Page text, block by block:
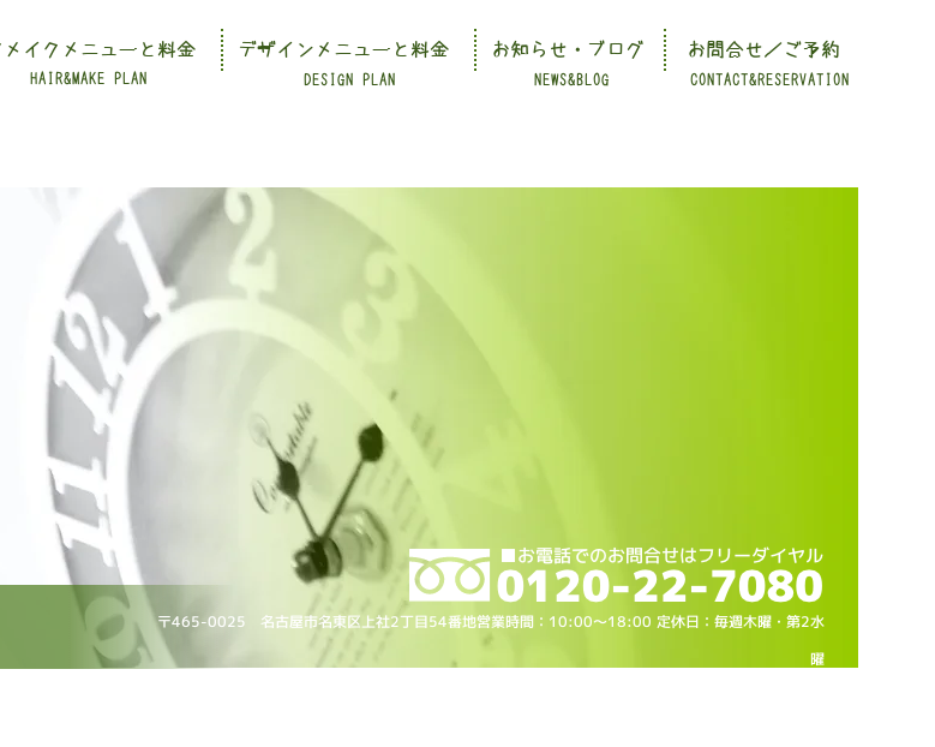
CONTACT&RESERVATION
HAIR&MAKE PLAN DESIGN PLAN NEWS&BLOG
メイクメニューと料金 デザインメニューと料金 お知らせ・ブログ お問合せ／ご予約
〒465-0025 名古屋市名東区上社2丁目54番地営業時間：10:00～18:00 定休日：毎週木曜・第2水
曜